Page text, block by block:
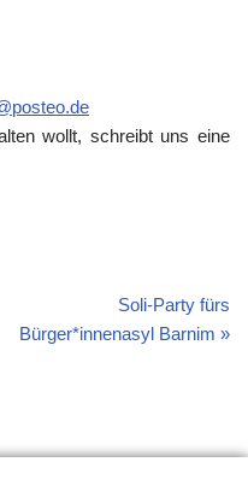
wollt, schreibt uns eine
Soli-Party fürs
Bürger*innenasyl Barnim